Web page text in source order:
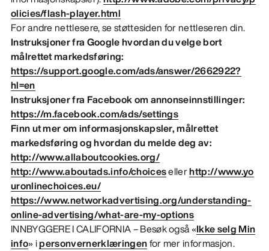
olicies/flash-player.html
For andre nettlesere, se støttesiden for nettleseren din.
Instruksjoner fra Google hvordan du velge bort
målrettet markedsføring:
https://support.google.com/ads/answer/2662922?
hl=en
Instruksjoner fra Facebook om annonseinnstillinger:
https://m.facebook.com/ads/settings
Finn ut mer om informasjonskapsler, målrettet
markedsføring og hvordan du melde deg av:
http://www.allaboutcookies.org/
http://www.aboutads.info/choicesellerhttp://www.yo
uronlinechoices.eu/
https://www.networkadvertising.org/understanding-
online-advertising/what-are-my-options
INNBYGGERE I CALIFORNIA – Besøk også «Ikke selg Min
info» ipersonvernerklæringenfor mer informasjon.